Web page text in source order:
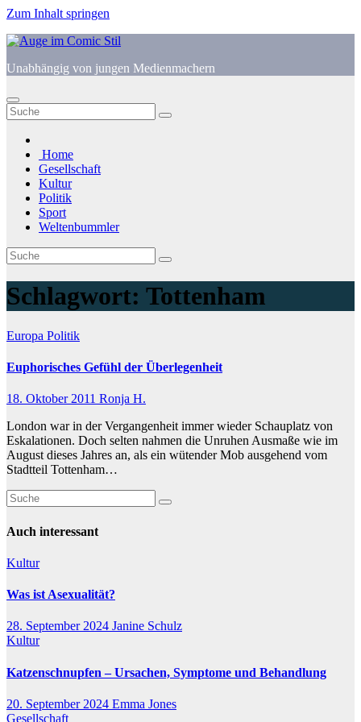
Zum Inhalt springen
Unabhängig von jungen Medienmachern
Home
Gesellschaft
Kultur
Politik
Sport
Weltenbummler
Schlagwort: Tottenham
Europa Politik
Euphorisches Gefühl der Überlegenheit
18. Oktober 2011 Ronja H.
London war in der Vergangenheit immer wieder Schauplatz von
Eskalationen. Doch selten nahmen die Unruhen Ausmaße wie im
August dieses Jahres an, als ein wütender Mob ausgehend vom
Stadtteil Tottenham…
Auch interessant
Kultur
Was ist Asexualität?
28. September 2024 Janine Schulz
Kultur
Katzenschnupfen – Ursachen, Symptome und Behandlung
20. September 2024 Emma Jones
Gesellschaft